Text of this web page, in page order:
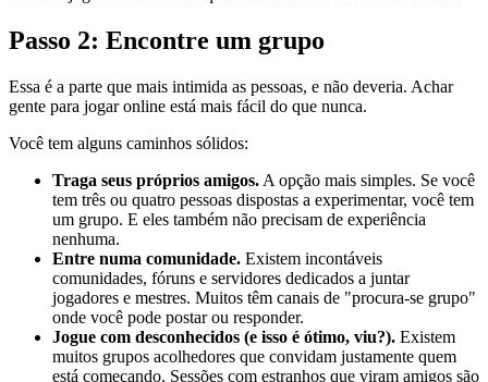
Passo 2: Encontre um grupo
Essa é a parte que mais intimida as pessoas, e não deveria. Achar
gente para jogar online está mais fácil do que nunca.
Você tem alguns caminhos sólidos:
Traga seus próprios amigos. A opção mais simples. Se você
tem três ou quatro pessoas dispostas a experimentar, você tem
um grupo. E eles também não precisam de experiência
nenhuma.
Entre numa comunidade. Existem incontáveis
comunidades, fóruns e servidores dedicados a juntar
jogadores e mestres. Muitos têm canais de "procura-se grupo"
onde você pode postar ou responder.
Jogue com desconhecidos (e isso é ótimo, viu?). Existem
muitos grupos acolhedores que convidam justamente quem
está começando. Sessões com estranhos que viram amigos são